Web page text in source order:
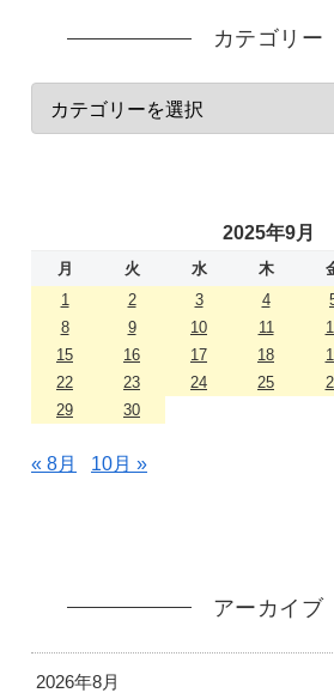
カテゴリー
2025年9月
月 火 水 木
1
2 3 4
8
9 10 11
15
16 17 18
22
23 24 25
29
30
« 8月 10月 »
アーカイブ
2026年8月